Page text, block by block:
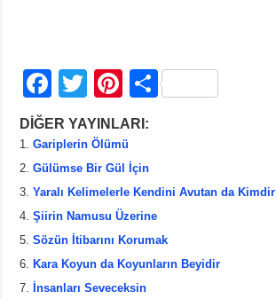
F
a
c
e
b
o
o
k
T
wi
tt
er
Pi
nt
er
e
st
S
DİĞER YAYINLARI:
Gariplerin Ölümü
Gülümse Bir Gül İçin
Yaralı Kelimelerle Kendini Avutan da Kimdir
Şiirin Namusu Üzerine
Sözün İtibarını Korumak
Kara Koyun da Koyunların Beyidir
İnsanları Seveceksin